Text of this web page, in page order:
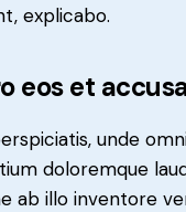
explicabo.
eos et
unde
doloremque
ab illo inventore